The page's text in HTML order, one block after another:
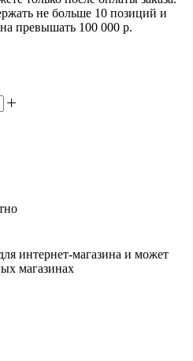
не больше 10 позиций и
превышать 100 000 р.
интернет-магазина и может
магазинах